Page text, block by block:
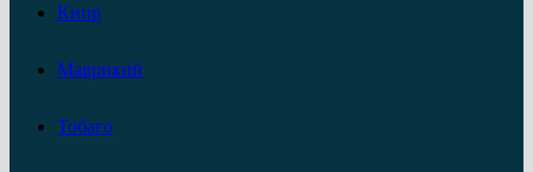
Кипр
Маврикий
Тобаго